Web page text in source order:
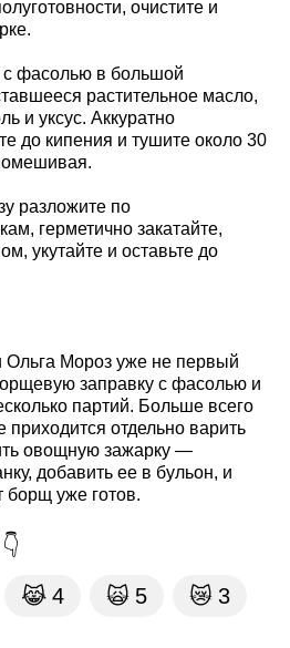
очистите и
фасолью в большой
растительное масло,
и уксус. Аккуратно
до кипения и тушите около 30
разложите по
герметично закатайте,
укутайте и оставьте до
Ольга Мороз уже не первый
заправку с фасолью и
партий. Больше всего
приходится отдельно варить
овощную зажарку —
добавить ее в бульон, и
борщ уже готов.
😹 4 🙀 5 😿 3